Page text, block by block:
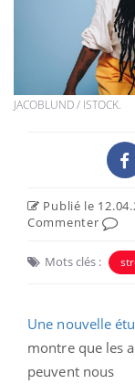
JACOBLUND / ISTOCK.
Publié le
Commenter
Mots clés :
Une nouvelle
montre que les
peuvent nous